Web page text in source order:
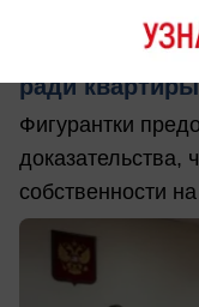
В Ростовской
будут судить
ради квартиры
Фигурантки
доказательства,
собственности